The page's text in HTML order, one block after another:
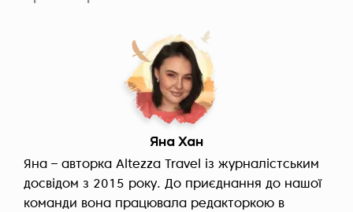
Яна Хан
Яна – авторка Altezza Travel із журналістським
досвідом з 2015 року. До приєднання до нашої
команди вона працювала редакторкою в